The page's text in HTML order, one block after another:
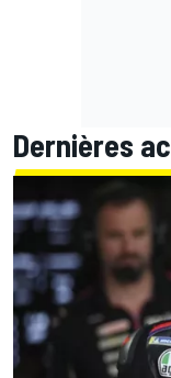
Dernières